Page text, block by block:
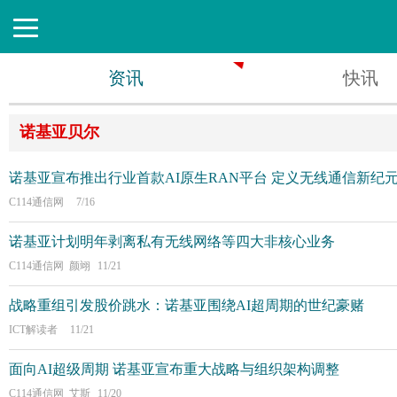
资讯 快讯
诺基亚贝尔
诺基亚宣布推出行业首款AI原生RAN平台 定义无线通信新纪
C114通信网 7/16
诺基亚计划明年剥离私有无线网络等四大非核心业务
C114通信网 颜翊 11/21
战略重组引发股价跳水：诺基亚围绕AI超周期的世纪豪赌
ICT解读者 11/21
面向AI超级周期 诺基亚宣布重大战略与组织架构调整
C114通信网 艾斯 11/20